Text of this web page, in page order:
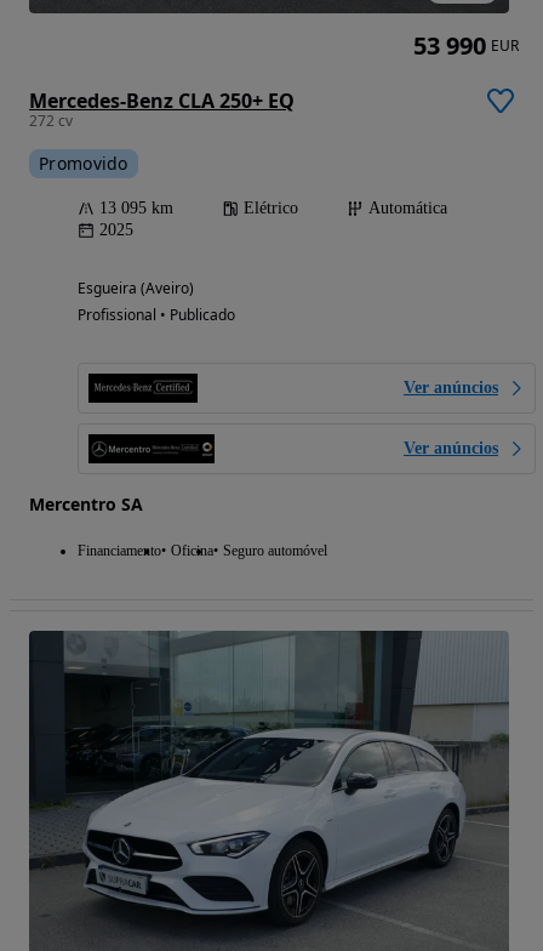
Mercedes-Benz CLA 250+ EQ
272 cv
Promovido
13 095 km Elétrico
Automática
2025
Esgueira (Aveiro)
Profissional • Publicado
Ver anúncios
Ver anúncios
Mercentro SA
Financiamento Oficina Seguro automóvel
53 990 EUR